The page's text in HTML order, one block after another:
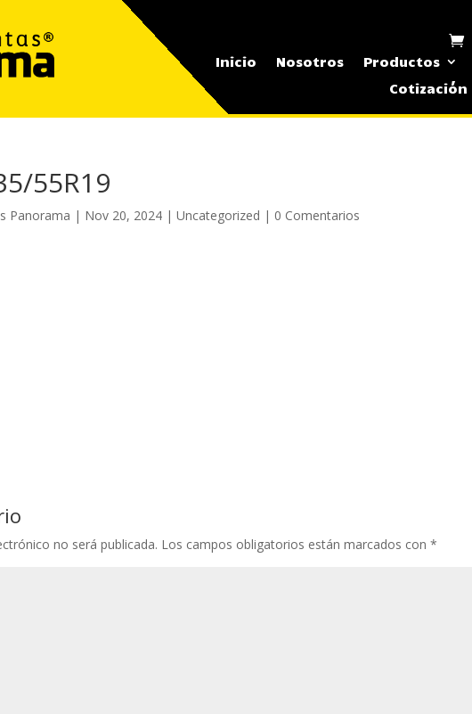
Inicio Nosotros Productos
Cotización
55R19
Panorama | Nov 20, 2024 |Uncategorized | 0 Comentarios
no será publicada. Los campos obligatorios están marcados con*